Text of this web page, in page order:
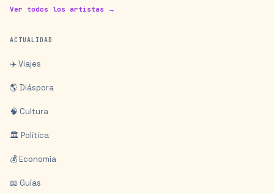
Ver todos los artistas →
ACTUALIDAD
✈️ Viajes
🌎 Diáspora
🧠 Cultura
🏛️ Política
💰 Economía
📖 Guías